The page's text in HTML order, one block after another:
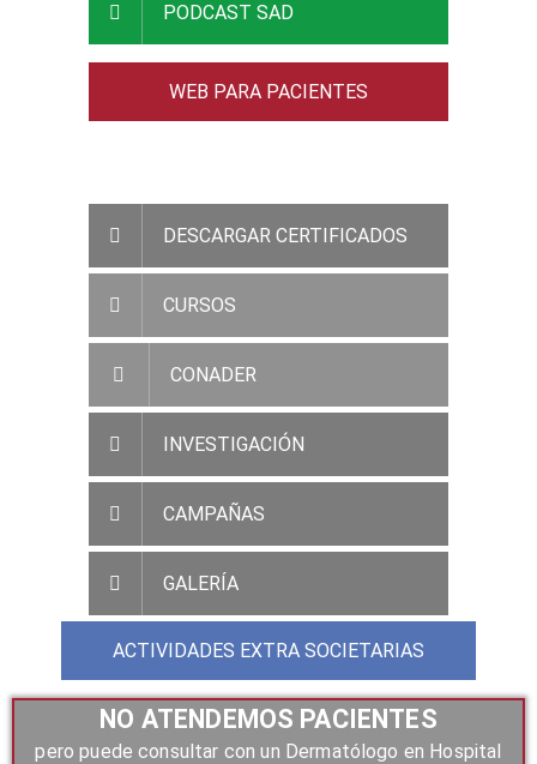
PODCAST SAD
WEB PARA PACIENTES
DESCARGAR CERTIFICADOS
CURSOS
CONADER
INVESTIGACIÓN
CAMPAÑAS
GALERÍA
ACTIVIDADES EXTRA SOCIETARIAS
NO ATENDEMOS PACIENTES
pero puede consultar con un Dermatólogo en Hospital